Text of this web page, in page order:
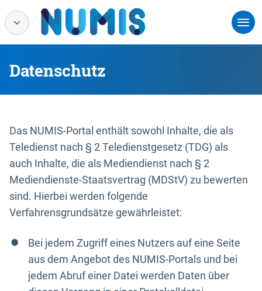
Datenschutz
Das NUMIS-Portal enthält sowohl Inhalte, die als
Teledienst nach § 2 Teledienstgesetz (TDG) als
auch Inhalte, die als Mediendienst nach § 2
Mediendienste-Staatsvertrag (MDStV) zu bewerten
sind. Hierbei werden folgende
Verfahrensgrundsätze gewährleistet:
Bei jedem Zugriff eines Nutzers auf eine Seite
aus dem Angebot des NUMIS-Portals und bei
jedem Abruf einer Datei werden Daten über